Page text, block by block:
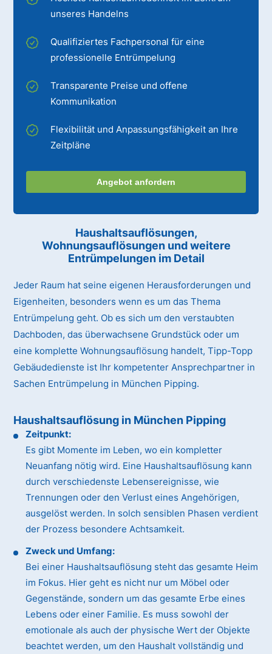
unseres Handelns
Qualifiziertes Fachpersonal für eine
professionelle Entrümpelung
Transparente Preise und offene
Kommunikation
Flexibilität und Anpassungsfähigkeit an Ihre
Zeitpläne
Angebot anfordern
Haushaltsauflösungen,
Wohnungsauflösungen und weitere
Entrümpelungen im Detail
Jeder Raum hat seine eigenen Herausforderungen und
Eigenheiten, besonders wenn es um das Thema
Entrümpelung geht. Ob es sich um den verstaubten
Dachboden, das überwachsene Grundstück oder um
eine komplette Wohnungsauflösung handelt, Tipp-Topp
Gebäudedienste ist Ihr kompetenter Ansprechpartner in
Sachen Entrümpelung in München Pipping.
Haushaltsauflösung in München Pipping
Zeitpunkt:
Es gibt Momente im Leben, wo ein kompletter
Neuanfang nötig wird. Eine Haushaltsauflösung kann
durch verschiedenste Lebensereignisse, wie
Trennungen oder den Verlust eines Angehörigen,
ausgelöst werden. In solch sensiblen Phasen verdient
der Prozess besondere Achtsamkeit.
Zweck und Umfang:
Bei einer Haushaltsauflösung steht das gesamte Heim
im Fokus. Hier geht es nicht nur um Möbel oder
Gegenstände, sondern um das gesamte Erbe eines
Lebens oder einer Familie. Es muss sowohl der
emotionale als auch der physische Wert der Objekte
beachtet werden, um den Haushalt vollständig und